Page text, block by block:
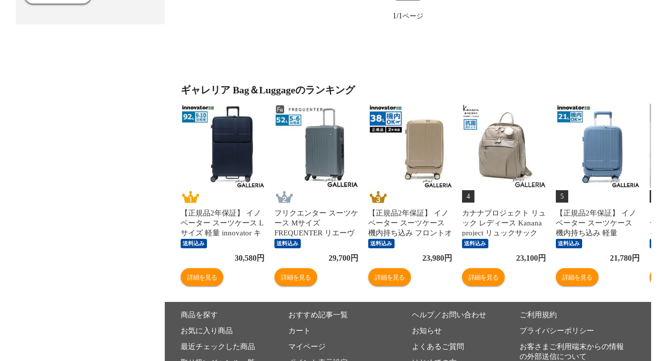
1/1
ギャレリア Bag＆Luggageのランキング
【正規品2年保証】 イノ
ベーター スーツケース L
サイズ 軽量 innovator キ
ャリーケース suitcase ス
トッパー フロントポケッ
ト キャリーバッグ PC 静
音 TSAロック 旅行 9泊
10泊 Extreme Journey 92L
送料込み
30,580円
詳細を見る
フリクエンター スーツケ
ース Mサイズ
FREQUENTER リエーヴ
ェ キャリーケース 52L
軽量 軽い 静音 メンズ レ
ディース M TSロック 5
泊 6泊 旅行 出張 消臭 抗
菌 LIEVE 4輪キャリー
送料込み
29,700円
詳細を見る
【正規品2年保証】 イノ
ベーター スーツケース
機内持ち込み フロントオ
ープン 軽量 innovator キ
小さめ Sサイズ ストッパ
ー TSAロック 3泊 4泊
38L Extreme Journey
送料込み
23,980円
詳細を見る
4
カナナプロジェクト リュ
ック レディース Kanana
project リュックサック
きれいめ 軽量 軽い おし
ゃれ デイパック バック
パック ブランド シンプ
ル A4 旅行 大人 撥水 12L
PJ1-4th 67645
送料込み
23,100円
詳細を見る
5
【正規品2年保証】 イノ
ベーター スーツケース
機内持ち込み 軽量
innovator キャリーケース
suitcase 小さめ Sサイズ
フロントポケット ストッ
パー TSAロック 2泊 3泊
Extreme Journey 21L
送料込み
21,780円
詳細を見る
ディ
ゃれ
ジー
ロ
商品を探す
お気に入り商品
最近チェックした商品
おすすめ記事一覧
カート
マイページ
ヘルプ／お問い合わせ
お知らせ
よくあるご質問
ご利用規約
プライバシーポリシー
お客さまご利用端末からの情報
の外部送信について